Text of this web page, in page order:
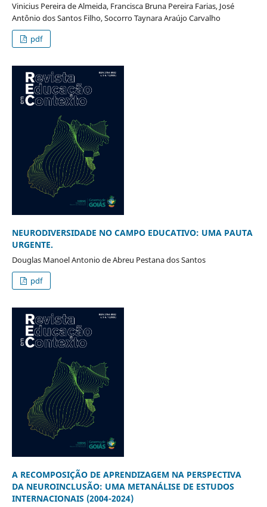
Vinicius Pereira de Almeida, Francisca Bruna Pereira Farias, José
Antônio dos Santos Filho, Socorro Taynara Araújo Carvalho
pdf
NEURODIVERSIDADE NO CAMPO EDUCATIVO: UMA PAUTA
URGENTE.
Douglas Manoel Antonio de Abreu Pestana dos Santos
pdf
A RECOMPOSIÇÃO DE APRENDIZAGEM NA PERSPECTIVA
DA NEUROINCLUSÃO: UMA METANÁLISE DE ESTUDOS
INTERNACIONAIS (2004-2024)